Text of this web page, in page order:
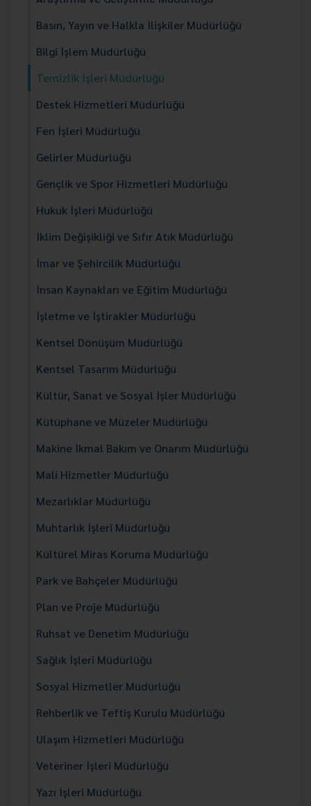
Basın, Yayın ve Halkla İlişkiler Müdürlüğü
Bilgi İşlem Müdürlüğü
Temizlik İşleri Müdürlüğü
Destek Hizmetleri Müdürlüğü
Fen İşleri Müdürlüğü
Gelirler Müdürlüğü
Gençlik ve Spor Hizmetleri Müdürlüğü
Hukuk İşleri Müdürlüğü
İklim Değişikliği ve Sıfır Atık Müdürlüğü
İmar ve Şehircilik Müdürlüğü
İnsan Kaynakları ve Eğitim Müdürlüğü
İşletme ve İştirakler Müdürlüğü
Kentsel Dönüşüm Müdürlüğü
Kentsel Tasarım Müdürlüğü
Kültür, Sanat ve Sosyal İşler Müdürlüğü
Kütüphane ve Müzeler Müdürlüğü
Makine İkmal Bakım ve Onarım Müdürlüğü
Mali Hizmetler Müdürlüğü
Mezarlıklar Müdürlüğü
Muhtarlık İşleri Müdürlüğü
Kültürel Miras Koruma Müdürlüğü
Park ve Bahçeler Müdürlüğü
Plan ve Proje Müdürlüğü
Ruhsat ve Denetim Müdürlüğü
Sağlık İşleri Müdürlüğü
Sosyal Hizmetler Müdürlüğü
Rehberlik ve Teftiş Kurulu Müdürlüğü
Ulaşım Hizmetleri Müdürlüğü
Veteriner İşleri Müdürlüğü
Yazı İşleri Müdürlüğü